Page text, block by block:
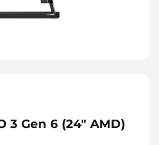
3 Gen 6 (24" AMD)